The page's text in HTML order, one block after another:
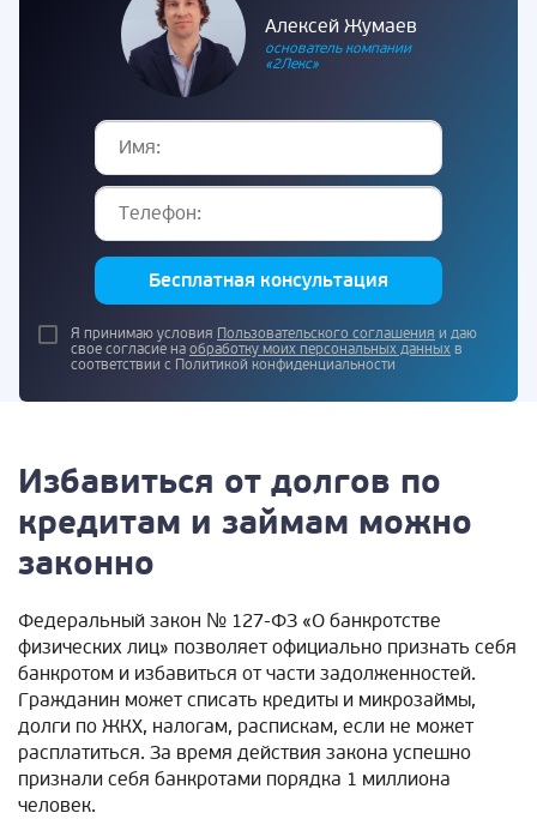
Алексей Жумаев
основатель компании
«2Лекс»
Бесплатная консультация
Я принимаю условия Пользовательского соглашения и даю
свое согласие на обработку моих персональных данных в
соответствии с Политикой конфиденциальности
Избавиться от долгов по
кредитам и займам можно
законно
Федеральный закон № 127-ФЗ «О банкротстве
физических лиц» позволяет официально признать себя
банкротом и избавиться от части задолженностей.
Гражданин может списать кредиты и микрозаймы,
долги по ЖКХ, налогам, распискам, если не может
расплатиться. За время действия закона успешно
признали себя банкротами порядка 1 миллиона
человек.